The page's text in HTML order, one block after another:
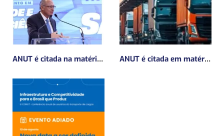
ANUT é citada na matéria da Mundo Logística sobre MP do frete mínimo” ANUT é citada em matéria da Mundo Logística sobre a MP do Frete